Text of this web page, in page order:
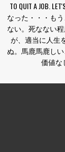
TO QUIT A JOB.
なった・・・も
ない。死なない
が、適当に人生
ぬ。馬鹿馬鹿し
価値な